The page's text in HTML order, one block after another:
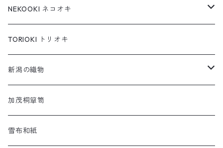
コイオキ in 特製桐箱
コイオキ in 小千谷縮
NEKOOKI ネコオキ
もちねこ
ちゃめねこ
ねんねこ
アートネコ
TORIOKI トリオキ
新潟の織物
羽越しな布
塩沢織物・越後上布
加茂桐簞笥
雪布和紙